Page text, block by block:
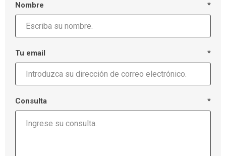
Nombre *
Tu email *
Consulta *